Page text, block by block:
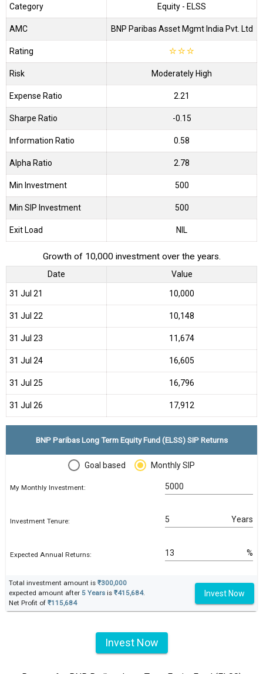
Category Equity - ELSS
AMC BNP Paribas Asset Mgmt India Pvt. Ltd
Rating ☆☆☆
Risk Moderately High
Expense Ratio 2.21
Sharpe Ratio -0.15
Information Ratio 0.58
Alpha Ratio 2.78
Min Investment 500
Min SIP Investment 500
Exit Load NIL
Growth of 10,000 investment over the years.
Date Value
31 Jul 21 ₹10,000
31 Jul 22 ₹10,148
31 Jul 23 ₹11,674
31 Jul 24 ₹16,605
31 Jul 25 ₹16,796
31 Jul 26 ₹17,912
BNP Paribas Long Term Equity Fund (ELSS) SIP Returns
Goal based Monthly SIP
My Monthly Investment:
Investment Tenure: Years
Expected Annual Returns: %
Total investment amount is ₹300,000
expected amount after 5 Years is ₹415,684.
Net Profit of ₹115,684
Invest Now
Invest Now